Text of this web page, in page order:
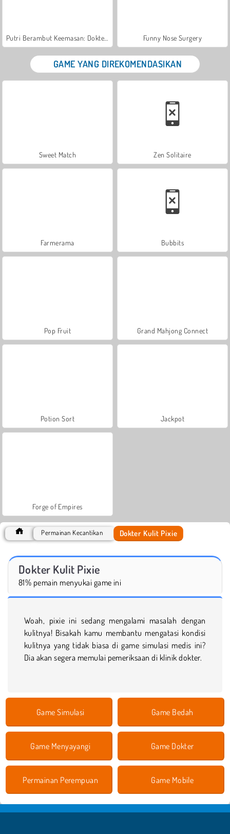
Funny Nose Surgery
GAME YANG DIREKOMENDASIKAN
Sweet Match Zen Solitaire
Farmerama Bubbits
Pop Fruit Grand Mahjong Connect
Potion Sort Jackpot
Forge of Empires
Permainan Kecantikan Dokter Kulit Pixie
Dokter Kulit Pixie
81% pemain menyukai game ini
Woah, pixie ini sedang mengalami masalah dengan
kulitnya! Bisakah kamu membantu mengatasi kondisi
kulitnya yang tidak biasa di game simulasi medis ini?
Dia akan segera memulai pemeriksaan di klinik dokter.
Game Simulasi Game Bedah
Game Menyayangi Game Dokter
Permainan Perempuan Game Mobile